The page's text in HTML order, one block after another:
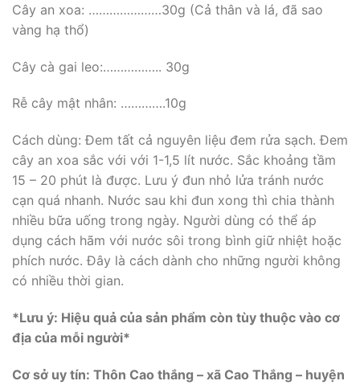
Cây an xoa: …………………30g (Cả thân và lá, đã sao
vàng hạ thổ)
Cây cà gai leo:…………….. 30g
Rễ cây mật nhân: ………….10g
Cách dùng: Đem tất cả nguyên liệu đem rửa sạch. Đem
cây an xoa sắc với với 1-1,5 lít nước. Sắc khoảng tầm
15 – 20 phút là được. Lưu ý đun nhỏ lửa tránh nước
cạn quá nhanh. Nước sau khi đun xong thì chia thành
nhiều bữa uống trong ngày. Người dùng có thể áp
dụng cách hãm với nước sôi trong bình giữ nhiệt hoặc
phích nước. Đây là cách dành cho những người không
có nhiều thời gian.
*Lưu ý: Hiệu quả của sản phẩm còn tùy thuộc vào cơ
địa của mỗi người*
Cơ sở uy tín: Thôn Cao thắng – xã Cao Thắng – huyện